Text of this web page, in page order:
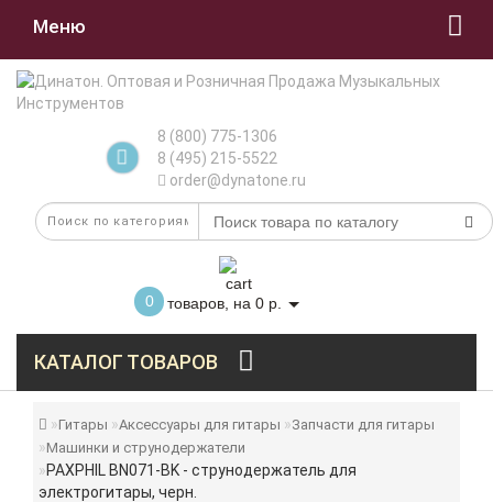
Меню
8 (800) 775-1306
8 (495) 215-5522
order@dynatone.ru
0 товаров, на 0 р.
КАТАЛОГ ТОВАРОВ
Гитары Аксессуары для гитары
Запчасти для гитары
Машинки и струнодержатели
PAXPHIL BN071-BK - струнодержатель для
электрогитары, черн.